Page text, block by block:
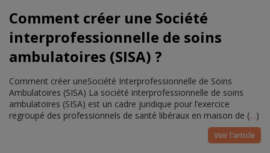
Comment créer une Société
interprofessionnelle de soins
ambulatoires (SISA) ?
Comment créer uneSociété Interprofessionnelle de Soins
Ambulatoires (SISA) La société interprofessionnelle de soins
ambulatoires (SISA) est un cadre juridique pour l’exercice
regroupé des professionnels de santé libéraux en maison de (…)
Voir l'article